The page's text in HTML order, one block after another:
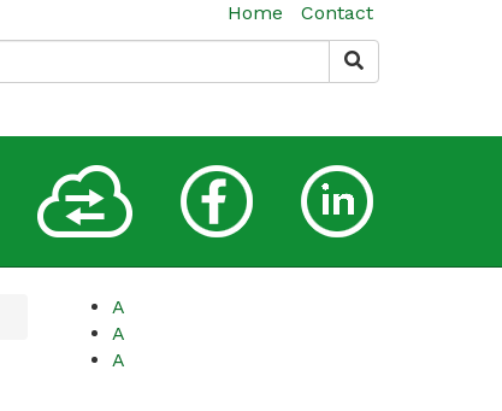
Home Contact
A
A
A